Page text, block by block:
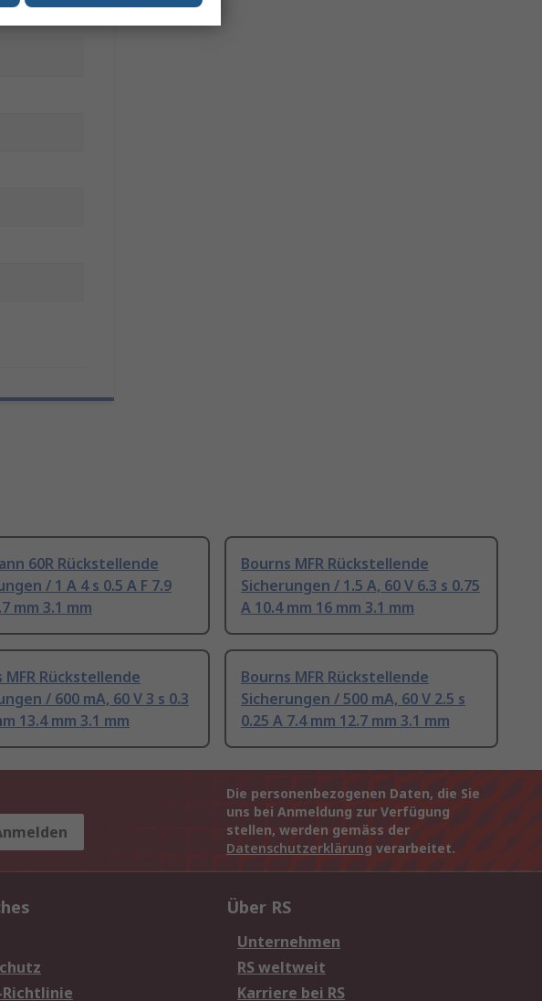
60R Rückstellende
/ 1 A 4 s 0.5 A F 7.9
mm 3.1 mm
Bourns MFR Rückstellende
Sicherungen / 1.5 A, 60 V 6.3 s 0.75
A 10.4 mm 16 mm 3.1 mm
MFR Rückstellende
/ 600 mA, 60 V 3 s 0.3
13.4 mm 3.1 mm
Bourns MFR Rückstellende
Sicherungen / 500 mA, 60 V 2.5 s
0.25 A 7.4 mm 12.7 mm 3.1 mm
Die personenbezogenen Daten, die Sie
uns bei Anmeldung zur Verfügung
stellen, werden gemäss der
Datenschutzerklärung verarbeitet.
Richtlinie
Über RS
Unternehmen
RS weltweit
Karriere bei RS